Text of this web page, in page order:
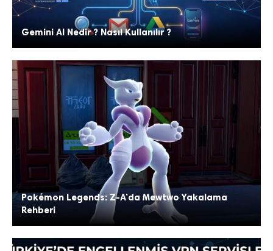
Gemini AI Nedir ? Nasıl Kullanılır ?
Pokémon Legends: Z-A’da Mewtwo Yakalama
Rehberi